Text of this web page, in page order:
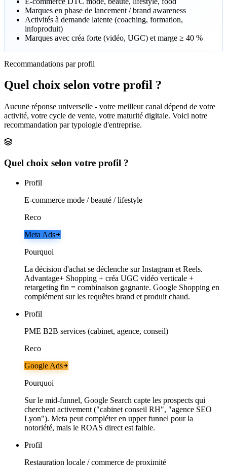
Marques en phase de lancement / brand awareness
Activités à demande latente (coaching, formation,
infoproduit)
Marques avec créa forte (vidéo, UGC) et marge ≥ 40 %
Recommandations par profil
Quel choix selon votre profil ?
Aucune réponse universelle - votre meilleur canal dépend de votre
activité, votre cycle de vente, votre maturité digitale. Voici notre
recommandation par typologie d'entreprise.
Quel choix selon votre profil ?
Profil
E-commerce mode / beauté / lifestyle
Reco
Meta Ads
Pourquoi
La décision d'achat se déclenche sur Instagram et Reels.
Advantage+ Shopping + créa UGC vidéo verticale +
retargeting fin = combinaison gagnante. Google Shopping en
complément sur les requêtes brand et produit chaud.
Profil
PME B2B services (cabinet, agence, conseil)
Reco
Google Ads
Pourquoi
Sur le mid-funnel, Google Search capte les prospects qui
cherchent activement ("cabinet conseil RH", "agence SEO
Lyon"). Meta peut compléter en upper funnel pour la
notoriété, mais le ROAS direct est faible.
Profil
Restauration locale / commerce de proximité